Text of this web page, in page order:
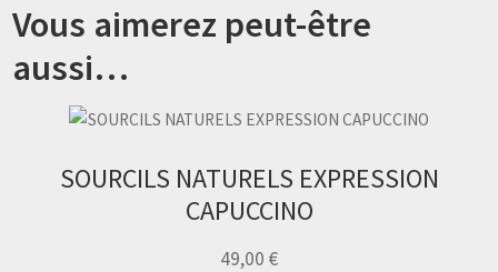
Vous aimerez peut-être
aussi…
SOURCILS NATURELS EXPRESSION
CAPUCCINO
49,00 €